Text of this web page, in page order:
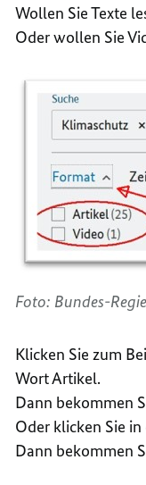
Wollen Sie Texte
Oder wollen Sie
Foto: Bundes-
Klicken Sie zum
Wort Artikel.
Dann bekommen
Oder klicken Sie
Dann bekommen